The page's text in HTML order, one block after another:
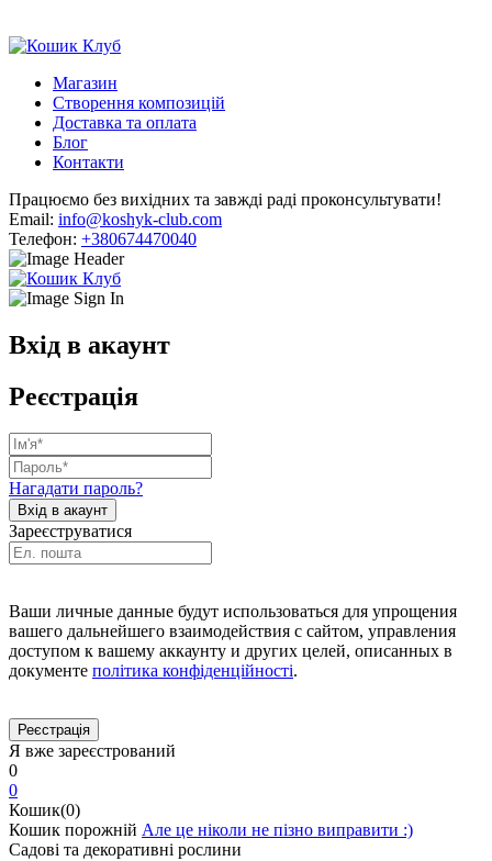
Магазин
Створення композицій
Доставка та оплата
Блог
Контакти
Працюємо без вихідних та завжді раді проконсультувати!
Email: info@koshyk-club.com
Телефон: +380674470040
Вхід в акаунт
Реєстрація
Нагадати пароль?
Зареєструватися
Ваши личные данные будут использоваться для упрощения
вашего дальнейшего взаимодействия с сайтом, управления
доступом к вашему аккаунту и других целей, описанных в
документе політика конфіденційності.
Я вже зареєстрований
0
0
Кошик(0)
Кошик порожній Але це ніколи не пізно виправити :)
Садові та декоративні рослини